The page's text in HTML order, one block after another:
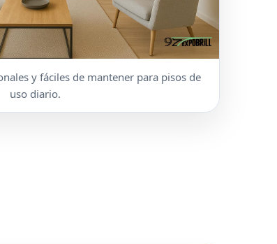
y fáciles de mantener para pisos de
uso diario.